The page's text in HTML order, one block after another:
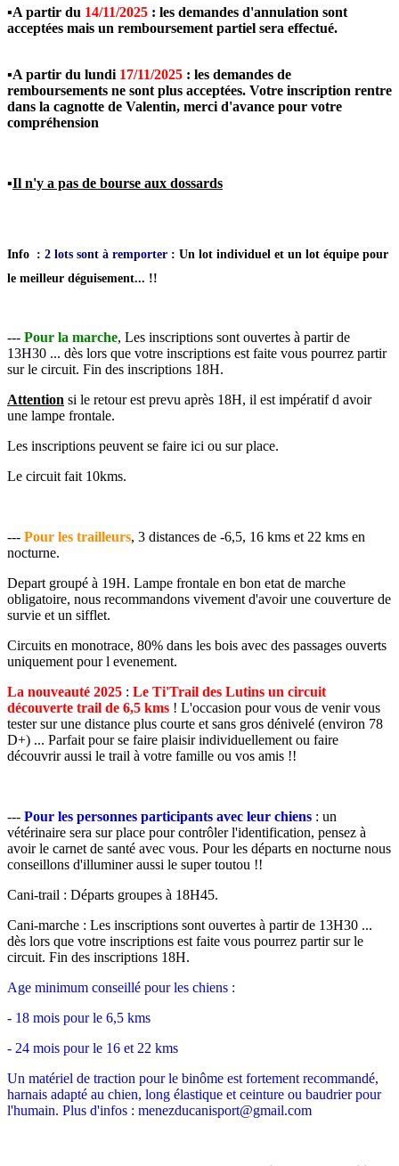
▪️A partir du 14/11/2025 : les demandes d'annulation sont
acceptées mais un remboursement partiel sera effectué.
▪️A partir du lundi 17/11/2025 : les demandes de
remboursements ne sont plus acceptées. Votre inscription rentre
dans la cagnotte de Valentin, merci d'avance pour votre
compréhension
▪️Il n'y a pas de bourse aux dossards
Info : 2 lots sont à remporter : Un lot individuel et un lot équipe pour
le meilleur déguisement... !!
--- Pour la marche, Les inscriptions sont ouvertes à partir de
13H30 ... dès lors que votre inscriptions est faite vous pourrez partir
sur le circuit. Fin des inscriptions 18H.
Attention si le retour est prevu après 18H, il est impératif d avoir
une lampe frontale.
Les inscriptions peuvent se faire ici ou sur place.
Le circuit fait 10kms.
--- Pour les trailleurs, 3 distances de -6,5, 16 kms et 22 kms en
nocturne.
Depart groupé à 19H. Lampe frontale en bon etat de marche
obligatoire, nous recommandons vivement d'avoir une couverture de
survie et un sifflet.
Circuits en monotrace, 80% dans les bois avec des passages ouverts
uniquement pour l evenement.
La nouveauté 2025 : Le Ti'Trail des Lutins un circuit
découverte trail de 6,5 kms ! L'occasion pour vous de venir vous
tester sur une distance plus courte et sans gros dénivelé (environ 78
D+) ... Parfait pour se faire plaisir individuellement ou faire
découvrir aussi le trail à votre famille ou vos amis !!
--- Pour les personnes participants avec leur chiens : un
vétérinaire sera sur place pour contrôler l'identification, pensez à
avoir le carnet de santé avec vous. Pour les départs en nocturne nous
conseillons d'illuminer aussi le super toutou !!
Cani-trail : Départs groupes à 18H45.
Cani-marche : Les inscriptions sont ouvertes à partir de 13H30 ...
dès lors que votre inscriptions est faite vous pourrez partir sur le
circuit. Fin des inscriptions 18H.
Age minimum conseillé pour les chiens :
- 18 mois pour le 6,5 kms
- 24 mois pour le 16 et 22 kms
Un matériel de traction pour le binôme est fortement recommandé,
harnais adapté au chien, long élastique et ceinture ou baudrier pour
l'humain. Plus d'infos : menezducanisport@gmail.com